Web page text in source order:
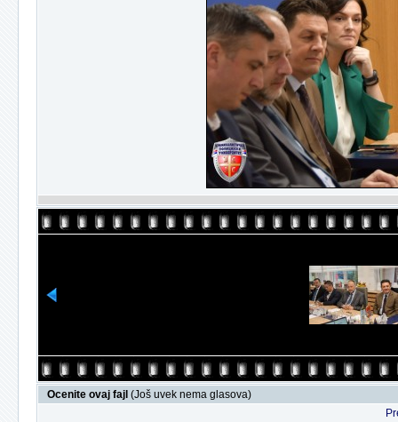
Ocenite ovaj fajl (Još uvek nema glasova)